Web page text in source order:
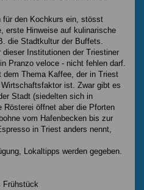
für den Kochkurs ein, stösst
erste Hinweise auf kulinarische
die Stadtkultur der Buffets.
Institutionen der Triestiner
Pranzo veloce - nicht fehlen darf.
dem Thema Kaffee, der in Triest
ist. Zwar gibt es
Stadt (siedelten sich in
Rösterei öffnet aber die Pforten
vom Hafenbecken bis zur
in Triest anders nennt,
Lokaltipps werden gegeben.
Frühstück